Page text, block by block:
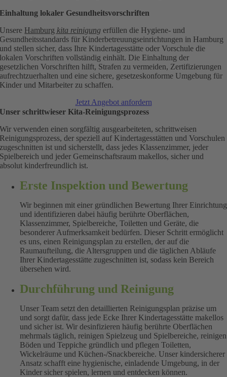
Einhaltung lokaler Gesundheitsvorschriften
Unsere Hamburg kita reinigung erfüllen die Hygiene- und
Gesundheitsstandards für Kinderbetreuungseinrichtungen in Hamburg
und stellen sicher, dass Ihre Kindertagesstätte oder Vorschule die
lokalen Vorschriften vollständig einhält. Die Einhaltung der
gesetzlichen Vorschriften hilft, Strafen zu vermeiden, Zertifizierungen
aufrechtzuerhalten und eine sichere, gesetzeskonforme Umgebung für
Kinder und Mitarbeiter zu schaffen.
Jetzt Angebot anfordern
Unser schrittwieser Kita-Reinigungsprozess
Wir verwenden einen sorgfältig ausgearbeiteten, schrittweisen
Reinigungsprozess, der speziell auf Kindertagesstätten und Vorschulen
zugeschnitten ist und sicherstellt, dass jedes Klassenzimmer, jeder
Spielbereich und jeder Gemeinschaftsraum makellos, sicher und
absolut kinderfreundlich ist.
Erste Inspektion und Bewertung
Wir beginnen mit einer gründlichen Bewertung Ihrer Einrichtung
und identifizieren dabei häufig berührte Oberflächen,
Klassenzimmer, Spielbereiche, Toiletten und Geräte, die
besonderer Aufmerksamkeit bedürfen. Dieser Schritt ermöglicht
es uns, einen Reinigungsplan zu erstellen, der auf die
Raumaufteilung, die Altersgruppen und die täglichen Abläufe
Ihrer Kindertagesstätte zugeschnitten ist, sodass kein Bereich
übersehen wird.
Durchführung und Reinigung
Unser Team setzt den detaillierten Reinigungsplan präzise um
und sorgt dafür, dass jede Ecke Ihrer Kindertagesstätte makellos
und sicher ist. Wir desinfizieren häufig berührte Oberflächen
mehrmals täglich, reinigen Spielzeug und Spielbereiche, reinigen
Böden und Teppiche gründlich und pflegen Toiletten,
Wickelräume und Küchen-/Snackbereiche. Unser kindersicherer
Ansatz schafft eine hygienische, einladende Umgebung, in der
Kinder sicher spielen, lernen und entdecken können.